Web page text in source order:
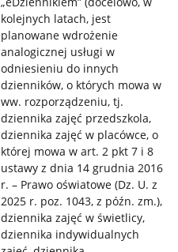
kolejnych latach, jest
planowane wdrożenie
analogicznej usługi w
odniesieniu do innych
dzienników, o których mowa w
ww. rozporządzeniu, tj.
dziennika zajęć przedszkola,
dziennika zajęć w placówce, o
której mowa w art. 2 pkt 7 i 8
ustawy z dnia 14 grudnia 2016
r. – Prawo oświatowe (Dz. U. z
2025 r. poz. 1043, z późn. zm.),
dziennika zajęć w świetlicy,
dziennika indywidualnych